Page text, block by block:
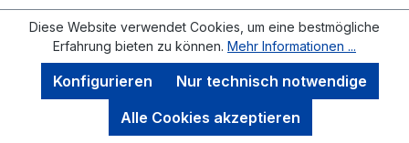
Diese Website verwendet Cookies, um eine bestmögliche
Erfahrung bieten zu können. Mehr Informationen ...
Nur technisch notwendige
Konfigurieren
Alle Cookies akzeptieren